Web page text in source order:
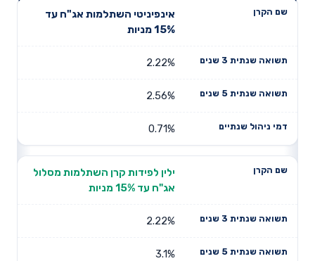
שנתית 3
תשואה
דמי ניהול
אינפיניטי השתלמות אג"ח עד
15% מניות
2.22%
2.56%
0.71%
ילין לפידות קרן השתלמות מסלול
אג"ח עד 15% מניות
2.22%
3.1%